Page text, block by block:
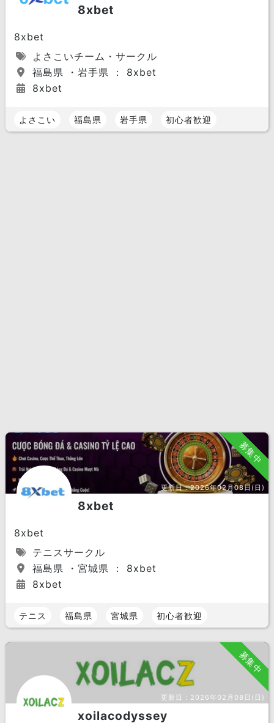
8xbet
8xbet
よさこいチーム・サークル
福島県 ・岩手県 ： 8xbet
8xbet
よさこい 福島県 岩手県 初心者歓迎
募集中
更新日：2026年02月08日(日)
8xbet
8xbet
テニスサークル
福島県 ・宮城県 ： 8xbet
8xbet
テニス 福島県 宮城県 初心者歓迎
募集中
更新日： 2026年02月08日(日)
xoilacodyssey